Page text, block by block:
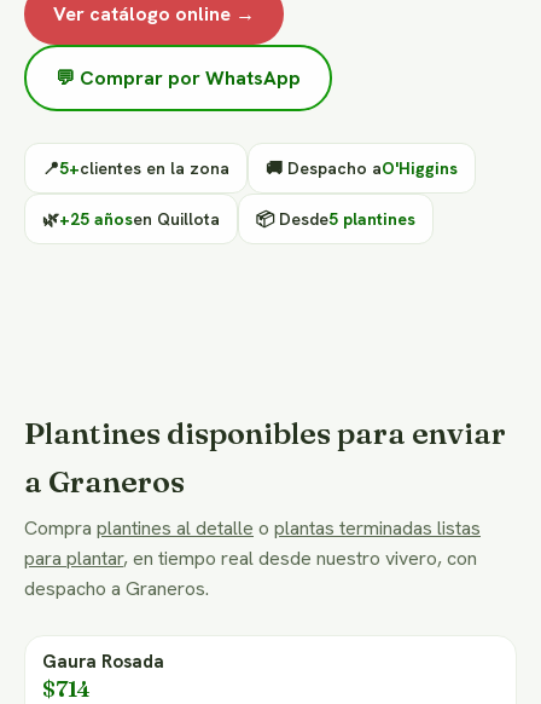
Ver catálogo online →
💬 Comprar por WhatsApp
📍5+clientes en la zona 🚚 Despacho aO'Higgins
🌿+25 añosen Quillota 📦 Desde5 plantines
Plantines disponibles para enviar
a Graneros
Compra plantines al detalle o plantas terminadas listas
para plantar, en tiempo real desde nuestro vivero, con
despacho a Graneros.
Gaura Rosada
$714